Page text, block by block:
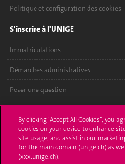
Politique et configuration des cookies
S'inscrire à l'UNIGE
Immatriculations
Démarches administratives
Poser une question
UNIGE Mobile
Médias
By clicking “Accept All Cookies”, you
cookies on your device to enhance
site usage, and assist in our
for the main domain (unige.ch) as
(xxx.unige.ch).